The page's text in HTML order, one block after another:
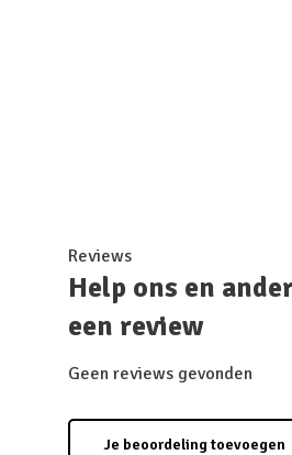
Reviews
Help ons en
een review
Geen reviews gevonden
Je beoordeling toevoegen